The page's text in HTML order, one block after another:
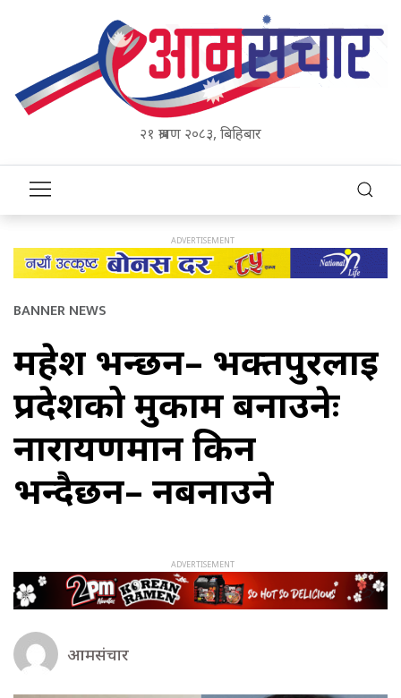
२१ श्रावण २०८३, बिहिबार
BANNER NEWS
महेश भन्छन– भक्तपुरलाई
प्रदेशको मुकाम बनाउनेः
नारायणमान किन
भन्दैछन– नबनाउने
आमसंचार